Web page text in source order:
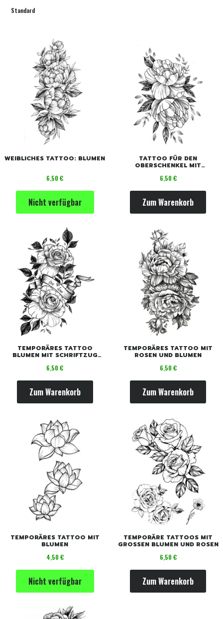
Standard
WEIBLICHES TATTOO: BLUMEN
Preis
6,50 €
Nicht verfügbar
TATTOO FÜR DEN
OBERSCHENKEL MIT
Preis
6,50 €
Zum Warenkorb
TEMPORÄRES TATTOO
BLUMEN MIT SCHRIFTZUG
Preis
6,50 €
Zum Warenkorb
TEMPORÄRES TATTOO MIT
ROSEN UND BLUMEN
Preis
6,50 €
Zum Warenkorb
TEMPORÄRES TATTOO MIT
BLUMEN
Preis
4,50 €
Nicht verfügbar
TEMPORÄRE TATTOOS MIT
GROSSEN BLUMEN UND ROSEN
Preis
6,50 €
Zum Warenkorb